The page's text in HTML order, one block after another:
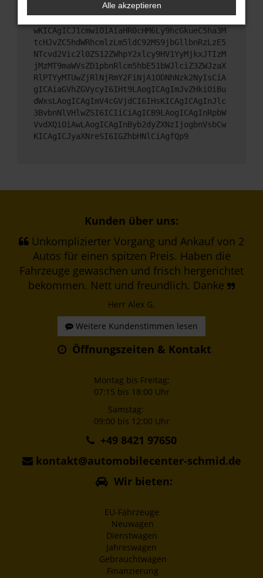
ewogICJuYW1lIjogIk5ldHdvcmtFcnJvciIsCiAgI
mNvbmZpZyI6IHsKICAgICJtZXRob2QiOiAiR0VUIi
wKICAgICJ1cmwiOiAiaHR0cHM6Ly9hcGkueC5ha3M
tcHJvZC5hdWRhcmlzLm5ldC92MS9jbGllbnRzLzE5
NTcvd2Vic2l0ZS12ZWhpY2xlcy9HV1YyMjkxJTIzM
jMzMT9maWVsZD1pbnRlcm5hbE51bWJlciZ3ZWJzaX
RlPTYyMTUwZjRlNjRmY2FiNjA1ODNhNzk2NyIsCiA
gICAiaGVhZGVycyI6IHt9LAogICAgImJvZHkiOiBu
dWxsLAogICAgImV4cGVjdCI6IHsKICAgICAgInJlc
3BvbnNlVHlwZSI6ICIiCiAgICB9LAogICAgInRpbW
VvdXQiOiAwLAogICAgInByb2dyZXNzIjogbnVsbCw
KICAgICJyaXNreSI6IGZhbHNlCiAgfQp9
Kunden über uns:
Unkomplizierter Vorgang und Ankauf von 2
Autos für einen spitzen Preis. Haben die
Fahrzeuge gewaschen und frisch hergerichtet
bekommen. Nett und freundlich. Danke
Herr Alex G.
Weitere Kundenstimmen lesen
Öffnungszeiten & Kontakt
Montag bis Freitag:
07:15 bis 18:00 Uhr
Samstag:
09:00 bis 12:00 Uhr
+49 8421 97650
kontakt@automobilecenter-schmid.de
Wir bieten:
EU-Fahrzeuge
Neuwagen
Dienstwagen
Jahreswagen
Gebrauchtwagen
Finanzierung
Alle akzeptieren